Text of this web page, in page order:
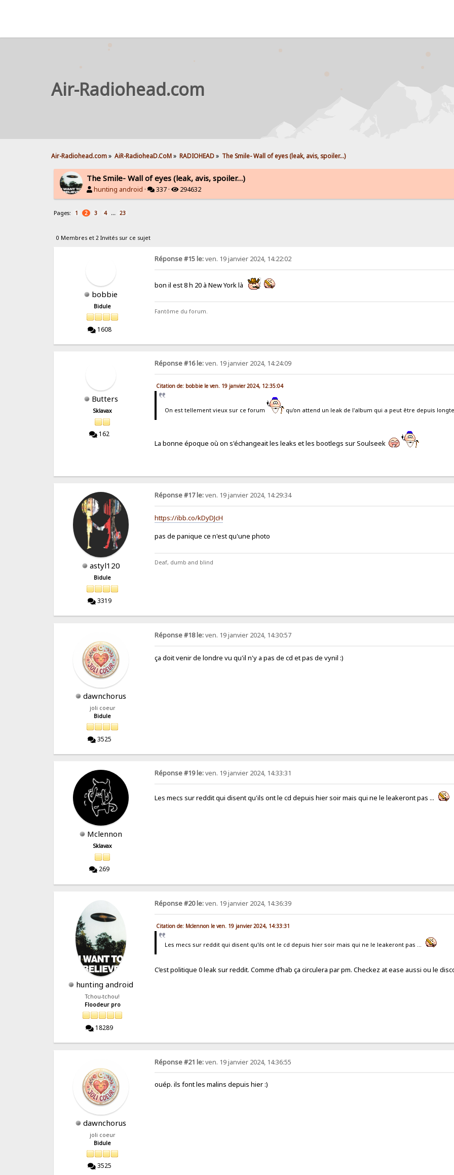
Air-Radiohead.com
Air-Radiohead.com» AiR-RadioheaD.CoM» RADIOHEAD» The Smile- Wall of eyes (leak, avis, spoiler…)
The Smile- Wall of eyes (leak, avis, spoiler…)
hunting android · 337 · 294632
Pages: 1 2 3 4 ... 23
0 Membres et 2 Invités sur ce sujet
bobbie
Bidule
1608
Réponse #15 le:ven. 19 janvier 2024, 14:22:02
bon il est 8 h 20 à New York là
Fantôme du forum.
Butters
Sklavax
162
Réponse #16 le:ven. 19 janvier 2024, 14:24:09
Citation de: bobbie le ven. 19 janvier 2024, 12:35:04
On est tellement vieux sur ce forum qu'on attend un leak de l'album qui a peut être depuis
La bonne époque où on s'échangeait les leaks et les bootlegs sur Soulseek
astyl120
Bidule
3319
Réponse #17 le:ven. 19 janvier 2024, 14:29:34
https://ibb.co/kDyDJcH
pas de panique ce n'est qu'une photo
Deaf, dumb and blind
dawnchorus
joli coeur
Bidule
3525
Réponse #18 le:ven. 19 janvier 2024, 14:30:57
ça doit venir de londre vu qu'il n'y a pas de cd et pas de vynil :)
Mclennon
Sklavax
269
Réponse #19 le:ven. 19 janvier 2024, 14:33:31
Les mecs sur reddit qui disent qu'ils ont le cd depuis hier soir mais qui ne le leakeront pas ...
hunting android
Tchou-tchou!
Floodeur pro
18289
Réponse #20 le:ven. 19 janvier 2024, 14:36:39
Citation de: Mclennon le ven. 19 janvier 2024, 14:33:31
Les mecs sur reddit qui disent qu'ils ont le cd depuis hier soir mais qui ne le leakeront pas ...
C’est politique 0 leak sur reddit. Comme d’hab ça circulera par pm. Checkez at ease aussi ou le
dawnchorus
joli coeur
Bidule
3525
Réponse #21 le:ven. 19 janvier 2024, 14:36:55
ouép. ils font les malins depuis hier :)